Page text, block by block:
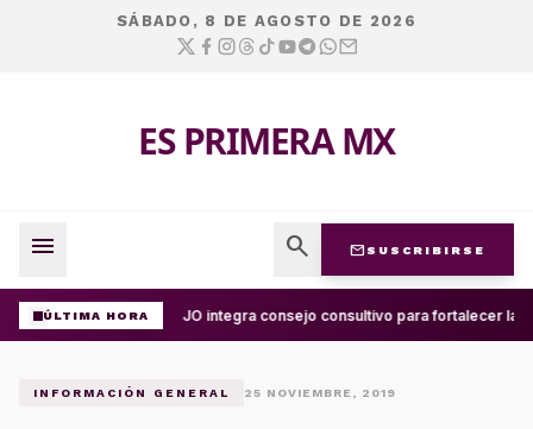
SÁBADO, 8 DE AGOSTO DE 2026
ES PRIMERA MX
menu search mail SUSCRIBIRSE
ÚLTIMA HORA UABJO integra consejo consultivo para fortalecer la
INFORMACIÓN GENERAL 25 NOVIEMBRE, 2019